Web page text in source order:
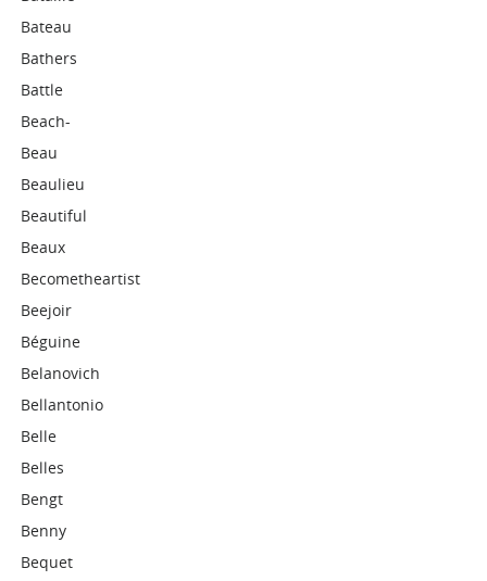
Bateau
Bathers
Battle
Beach-
Beau
Beaulieu
Beautiful
Beaux
Becometheartist
Beejoir
Béguine
Belanovich
Bellantonio
Belle
Belles
Bengt
Benny
Bequet